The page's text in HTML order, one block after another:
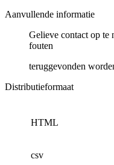
Aanvullende informatie
Gelieve contact op te
fouten
teruggevonden
Distributieformaat
HTML
csv